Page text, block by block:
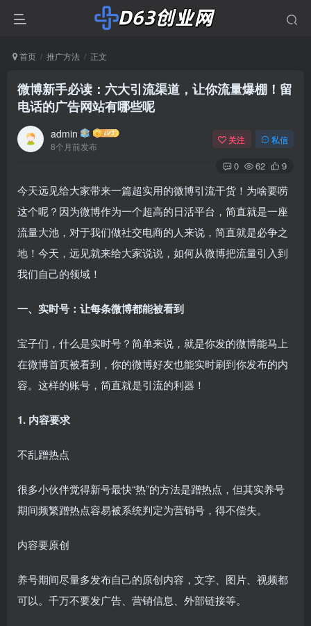
首页 推广方法 正文
微博新手必读：六大引流渠道，让你流量爆棚！留
电话的广告网站有哪些呢
admin
8个月前发布
关注 私信
0 62 9
今天远见给大家带来一篇超实用的微博引流干货！为啥要唠
这个呢？因为微博作为一个超高的日活平台，简直就是一座
流量大池，对于我们做社交电商的人来说，简直就是必争之
地！今天，远见就来给大家说说，如何从微博把流量引入到
我们自己的领域！
一、实时号：让每条微博都能被看到
宝子们，什么是实时号？简单来说，就是你发的微博能马上
在微博首页被看到，你的微博好友也能实时刷到你发布的内
容。这样的账号，简直就是引流的利器！
1. 内容要求
不乱蹭热点
很多小伙伴觉得新号最快“热”的方法是蹭热点，但其实养号
期间频繁蹭热点容易被系统判定为营销号，得不偿失。
内容要原创
养号期间尽量多发布自己的原创内容，文字、图片、视频都
可以。千万不要发广告、营销信息、外部链接等。